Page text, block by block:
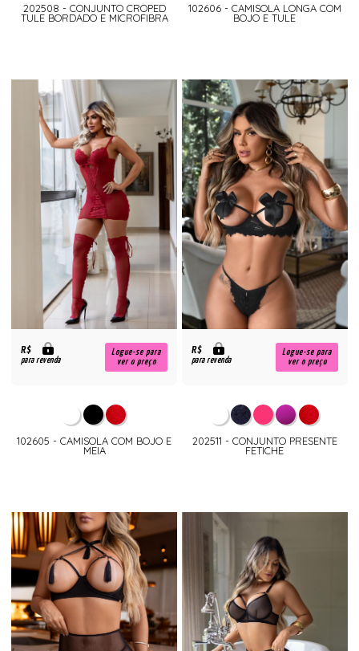
202508 - CONJUNTO CROPED
TULE BORDADO E MICROFIBRA
102606 - CAMISOLA LONGA COM
BOJO E TULE
R$
para revenda
Logue-se para
ver o preço
102605 - CAMISOLA COM BOJO E
MEIA
R$
para revenda
Logue-se para
ver o preço
202511 - CONJUNTO PRESENTE
FETICHE